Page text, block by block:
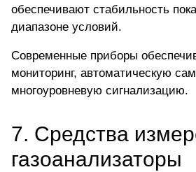
обеспечивают стабильность
диапазоне условий.
Современные приборы
мониторинг, автоматическую
многоуровневую сигнализацию.
7. Средства
газоанализаторы